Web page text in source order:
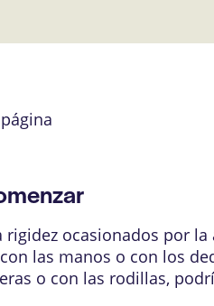
rigidez ocasionados por
las manos o con los
o con las rodillas,